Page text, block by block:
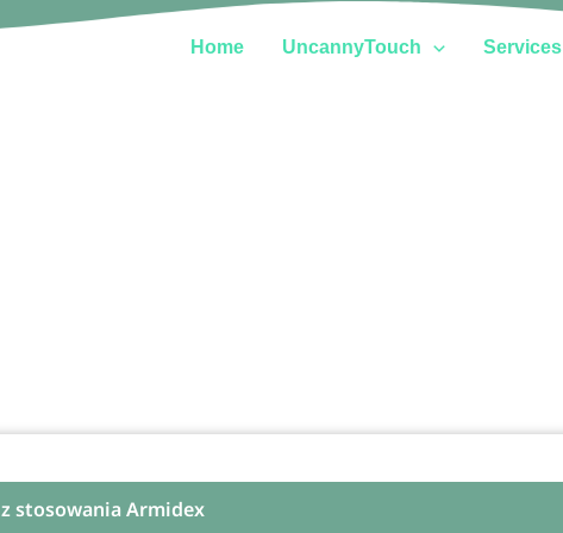
Home UncannyTouch Services
stosowania Armidex